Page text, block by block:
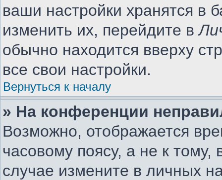
ваши настройки хранятся в
изменить их, перейдите в
обычно находится вверху
все свои настройки.
Вернуться к началу
» На конференции
Возможно, отображается
часовому поясу, а не к
случае измените в личных